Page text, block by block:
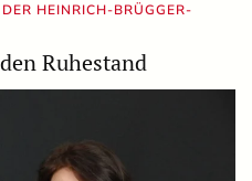
HEINRICH-BRÜGGER-
Ruhestand